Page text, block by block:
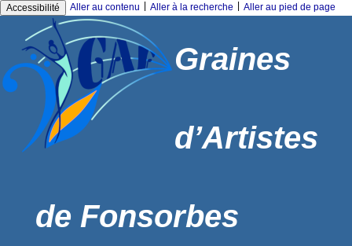
Accessibilité Aller au contenu Aller à la recherche Aller au pied de page
Graines
d’Artistes
de Fonsorbes